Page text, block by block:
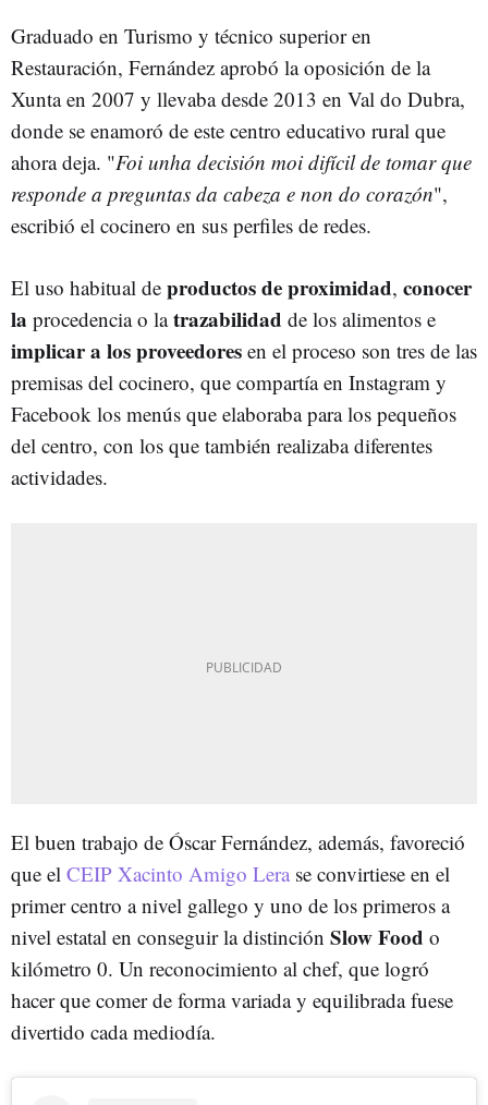
Graduado en Turismo y técnico superior en
Restauración, Fernández aprobó la oposición de la
Xunta en 2007 y llevaba desde 2013 en Val do Dubra,
donde se enamoró de este centro educativo rural que
ahora deja. "Foi unha decisión moi difícil de tomar que
responde a preguntas da cabeza e non do corazón",
escribió el cocinero en sus perfiles de redes.
El uso habitual de productos de proximidad, conocer
la procedencia o latrazabilidad de los alimentos e
implicar a los proveedores en el proceso son tres de las
premisas del cocinero, que compartía en Instagram y
Facebook los menús que elaboraba para los pequeños
del centro, con los que también realizaba diferentes
actividades.
El buen trabajo de Óscar Fernández, además, favoreció
que el CEIP Xacinto Amigo Lera se convirtiese en el
primer centro a nivel gallego y uno de los primeros a
nivel estatal en conseguir la distinción Slow Food o
kilómetro 0. Un reconocimiento al chef, que logró
hacer que comer de forma variada y equilibrada fuese
divertido cada mediodía.